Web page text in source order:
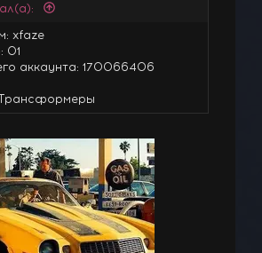
xfaze
01
аккаунта: 170066406